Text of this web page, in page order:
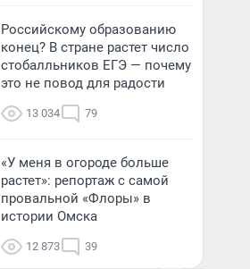
Российскому образованию
конец? В стране растет число
стобалльников ЕГЭ — почему
это не повод для радости
13 034 79
«У меня в огороде больше
растет»: репортаж с самой
провальной «Флоры» в
истории Омска
12 873 39